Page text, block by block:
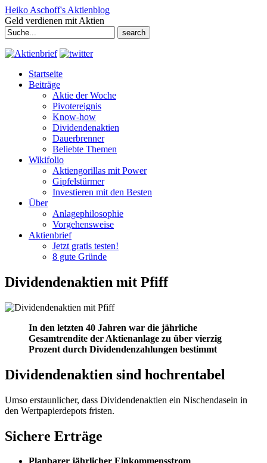
Heiko Aschoff's Aktienblog
Geld verdienen mit Aktien
Search
for:
Startseite
Beiträge
Aktie der Woche
Pivotereignis
Know-how
Dividendenaktien
Dauerbrenner
Beliebte Themen
Wikifolio
Aktiengorillas mit Power
Gipfelstürmer
Investieren mit den Besten
Über
Anlagephilosophie
Vorgehensweise
Aktienbrief
Jetzt gratis testen!
8 gute Gründe
Dividendenaktien mit Pfiff
In den letzten 40 Jahren war die jährliche
Gesamtrendite der Aktienanlage zu über vierzig
Prozent durch Dividendenzahlungen bestimmt
Dividendenaktien sind hochrentabel
Umso erstaunlicher, dass Dividendenaktien ein Nischendasein in
den Wertpapierdepots fristen.
Sichere Erträge